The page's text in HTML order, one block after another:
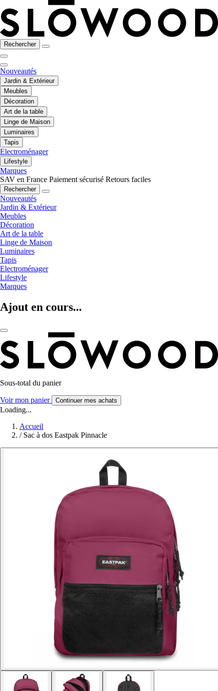
Rechercher
Nouveautés
Jardin & Extérieur
Meubles
Décoration
Art de la table
Linge de Maison
Luminaires
Tapis
Electroménager
Lifestyle
Marques
SAV en France Paiement sécurisé Retours faciles
Rechercher
Nouveautés
Jardin & Extérieur
Meubles
Décoration
Art de la table
Linge de Maison
Luminaires
Tapis
Electroménager
Lifestyle
Marques
Ajout en cours...
Sous-total du panier
Voir mon panier Continuer mes achats
Loading...
Accueil
/ Sac à dos Eastpak Pinnacle